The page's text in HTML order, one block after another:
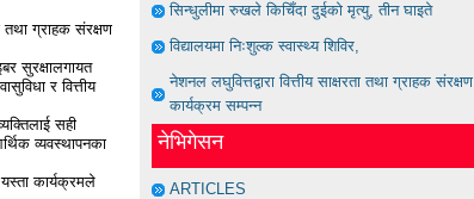
तथा ग्राहक संरक्षण
सुरक्षालगायत
र वित्तीय
सही
व्यवस्थापनका
कार्यक्रमले
सिन्धुलीमा रुखले किचिँदा दुईको मृत्यु, तीन घाइते
विद्यालयमा निःशुल्क स्वास्थ्य शिविर,
नेशनल लघुवित्तद्वारा वित्तीय साक्षरता तथा ग्राहक संरक्षण
कार्यक्रम सम्पन्न
नेभिगेसन
ARTICLES